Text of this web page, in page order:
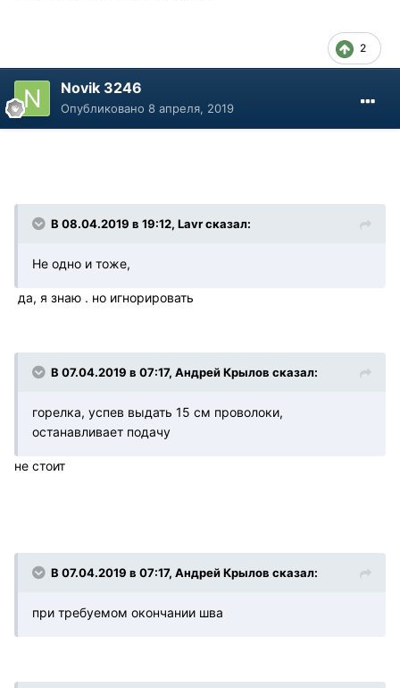
2
Novik 3246
Опубликовано 8 апреля, 2019
В 08.04.2019 в 19:12, Lavr сказал:
Не одно и тоже,
да, я знаю . но игнорировать
В 07.04.2019 в 07:17, Андрей Крылов сказал:
горелка, успев выдать 15 см проволоки,
останавливает подачу
не стоит
В 07.04.2019 в 07:17, Андрей Крылов сказал:
при требуемом окончании шва